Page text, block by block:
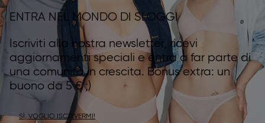
ENTRA NEL MONDO DI SLOGGI
Iscriviti alla nostra newsletter, ricevi
aggiornamenti speciali e entra a far parte di
una comunità in crescita. Bonus extra: un
buono da 5 € ;)
SÌ, VOGLIO ISCRIVERMI!